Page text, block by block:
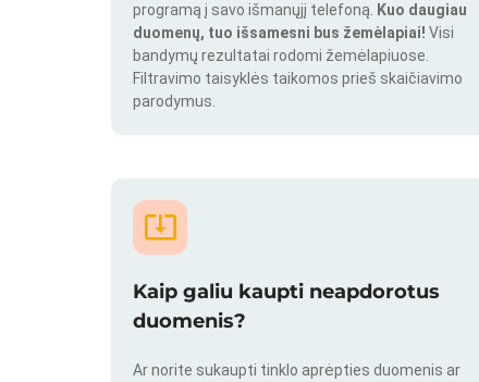
programą į savo išmanųjį telefoną.
Kuo daugiau
duomenų, tuo išsamesni bus žemėlapiai! Visi
bandymų rezultatai rodomi žemėlapiuose.
Filtravimo taisyklės taikomos prieš skaičiavimo
parodymus.
Kaip galiu kaupti neapdorotus
duomenis?
Ar norite sukaupti tinklo aprėpties duomenis ar